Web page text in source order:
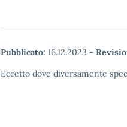
Pubblicato: 16.12.2023 -
Eccetto dove diversamente